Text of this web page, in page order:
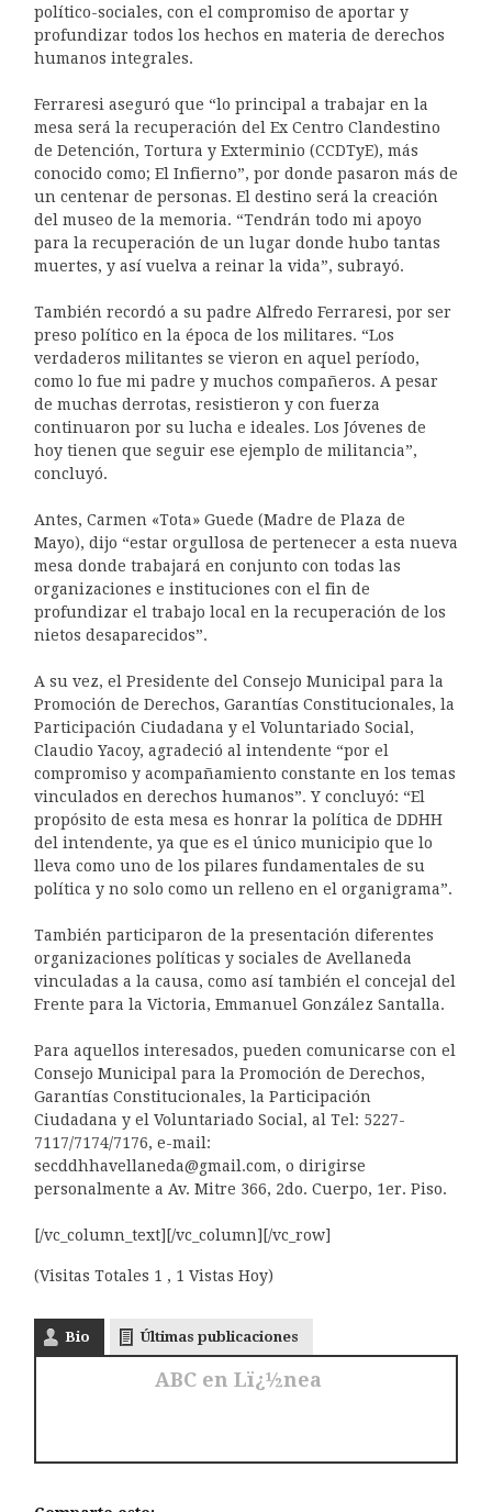
político-sociales, con el compromiso de aportar y
profundizar todos los hechos en materia de derechos
humanos integrales.
Ferraresi aseguró que “lo principal a trabajar en la
mesa será la recuperación del Ex Centro Clandestino
de Detención, Tortura y Exterminio (CCDTyE), más
conocido como; El Infierno”, por donde pasaron más de
un centenar de personas. El destino será la creación
del museo de la memoria. “Tendrán todo mi apoyo
para la recuperación de un lugar donde hubo tantas
muertes, y así vuelva a reinar la vida”, subrayó.
También recordó a su padre Alfredo Ferraresi, por ser
preso político en la época de los militares. “Los
verdaderos militantes se vieron en aquel período,
como lo fue mi padre y muchos compañeros. A pesar
de muchas derrotas, resistieron y con fuerza
continuaron por su lucha e ideales. Los Jóvenes de
hoy tienen que seguir ese ejemplo de militancia”,
concluyó.
Antes, Carmen «Tota» Guede (Madre de Plaza de
Mayo), dijo “estar orgullosa de pertenecer a esta nueva
mesa donde trabajará en conjunto con todas las
organizaciones e instituciones con el fin de
profundizar el trabajo local en la recuperación de los
nietos desaparecidos”.
A su vez, el Presidente del Consejo Municipal para la
Promoción de Derechos, Garantías Constitucionales, la
Participación Ciudadana y el Voluntariado Social,
Claudio Yacoy, agradeció al intendente “por el
compromiso y acompañamiento constante en los temas
vinculados en derechos humanos”. Y concluyó: “El
propósito de esta mesa es honrar la política de DDHH
del intendente, ya que es el único municipio que lo
lleva como uno de los pilares fundamentales de su
política y no solo como un relleno en el organigrama”.
También participaron de la presentación diferentes
organizaciones políticas y sociales de Avellaneda
vinculadas a la causa, como así también el concejal del
Frente para la Victoria, Emmanuel González Santalla.
Para aquellos interesados, pueden comunicarse con el
Consejo Municipal para la Promoción de Derechos,
Garantías Constitucionales, la Participación
Ciudadana y el Voluntariado Social, al Tel: 5227-
7117/7174/7176, e-mail:
secddhhavellaneda@gmail.com, o dirigirse
personalmente a Av. Mitre 366, 2do. Cuerpo, 1er. Piso.
[/vc_column_text][/vc_column][/vc_row]
(Visitas Totales 1 , 1 Vistas Hoy)
Bio Últimas publicaciones
ABC en Lï¿½nea